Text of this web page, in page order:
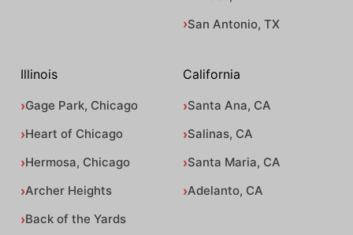
San Antonio, TX
Illinois
Gage Park, Chicago
Heart of Chicago
Hermosa, Chicago
Archer Heights
Back of the Yards
California
Santa Ana, CA
Salinas, CA
Santa Maria, CA
Adelanto, CA